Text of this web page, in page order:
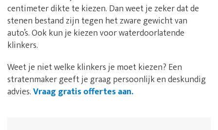
centimeter dikte te kiezen. Dan weet je zeker dat de
stenen bestand zijn tegen het zware gewicht van
auto’s. Ook kun je kiezen voor waterdoorlatende
klinkers.
Weet je niet welke klinkers je moet kiezen? Een
stratenmaker geeft je graag persoonlijk en deskundig
advies.Vraag gratis offertes aan.